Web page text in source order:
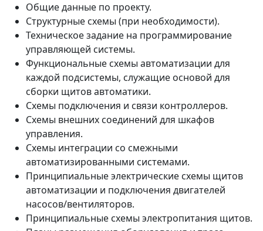
Общие данные по проекту.
Структурные схемы (при необходимости).
Техническое задание на программирование
управляющей системы.
Функциональные схемы автоматизации для
каждой подсистемы, служащие основой для
сборки щитов автоматики.
Схемы подключения и связи контроллеров.
Схемы внешних соединений для шкафов
управления.
Схемы интеграции со смежными
автоматизированными системами.
Принципиальные электрические схемы щитов
автоматизации и подключения двигателей
насосов/вентиляторов.
Принципиальные схемы электропитания щитов.